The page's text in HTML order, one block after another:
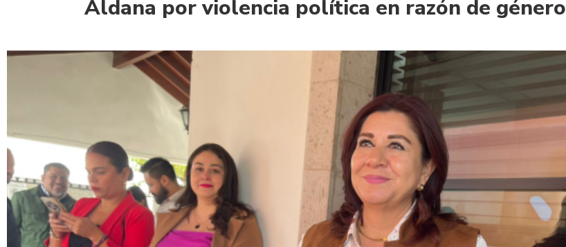
Aldana por violencia política en razón de género